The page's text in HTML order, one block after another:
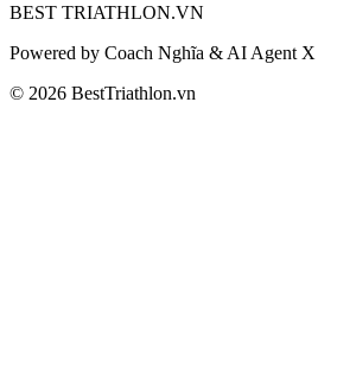
BEST TRIATHLON.VN
Powered by Coach Nghĩa & AI Agent X
© 2026 BestTriathlon.vn